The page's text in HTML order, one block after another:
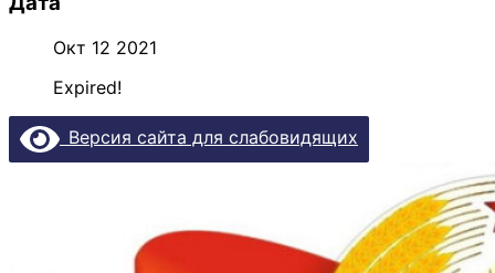
Окт 12 2021
Expired!
Версия сайта для слабовидящих